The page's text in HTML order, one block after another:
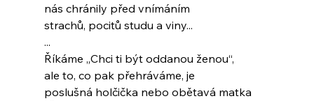
nás chránily před vnímáním
strachů, pocitů studu a viny...
...
Říkáme „Chci ti být oddanou ženou“,
ale to, co pak přehráváme, je
poslušná holčička nebo obětavá matka